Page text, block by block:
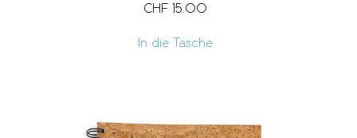
CHF 15.00
In die Tasche